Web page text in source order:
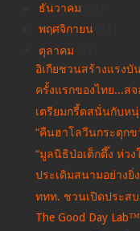
ธันวาคม
พฤศจิกายน
ตุลาคม
อิเกียชวนสร้างแรงบั
ครั้งแรกของไทย...สจ
เตรียมกรี้ดสนั่นกับห
“คืนฮาโลวีนกระตุก
“มูลนิธิป่อเต็กตึ๊ง ห่ว
ประเดิมสนามอย่าง
ททท. ชวนเปิดประส
The Good Day